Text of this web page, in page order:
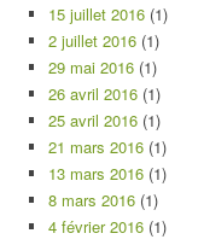
15 juillet 2016 (1)
2 juillet 2016 (1)
29 mai 2016 (1)
26 avril 2016 (1)
25 avril 2016 (1)
21 mars 2016 (1)
13 mars 2016 (1)
8 mars 2016 (1)
4 février 2016 (1)